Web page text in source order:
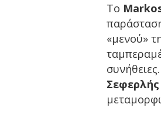
Το
«μενού»
Σεφερλής